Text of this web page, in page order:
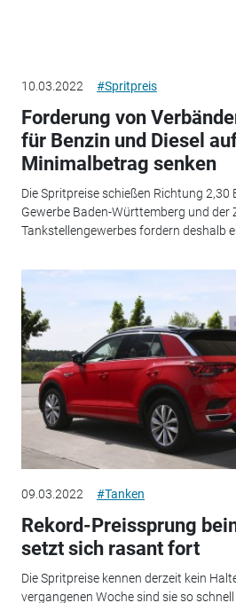
10.03.2022 #Spritpreis
Forderung von
für Benzin und Diesel
Minimalbetrag senken
Die Spritpreise schießen Richtung 2,30
Gewerbe Baden-Württemberg und der
Tankstellengewerbes fordern deshalb
09.03.2022 #Tanken
Rekord-Preissprung
setzt sich rasant fort
Die Spritpreise kennen derzeit kein
vergangenen Woche sind sie so